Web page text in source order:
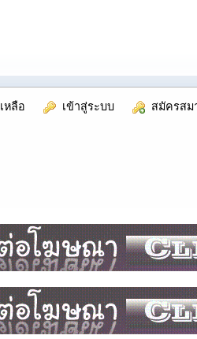
หลือ เข้าสู่ระบบ สมัครสม